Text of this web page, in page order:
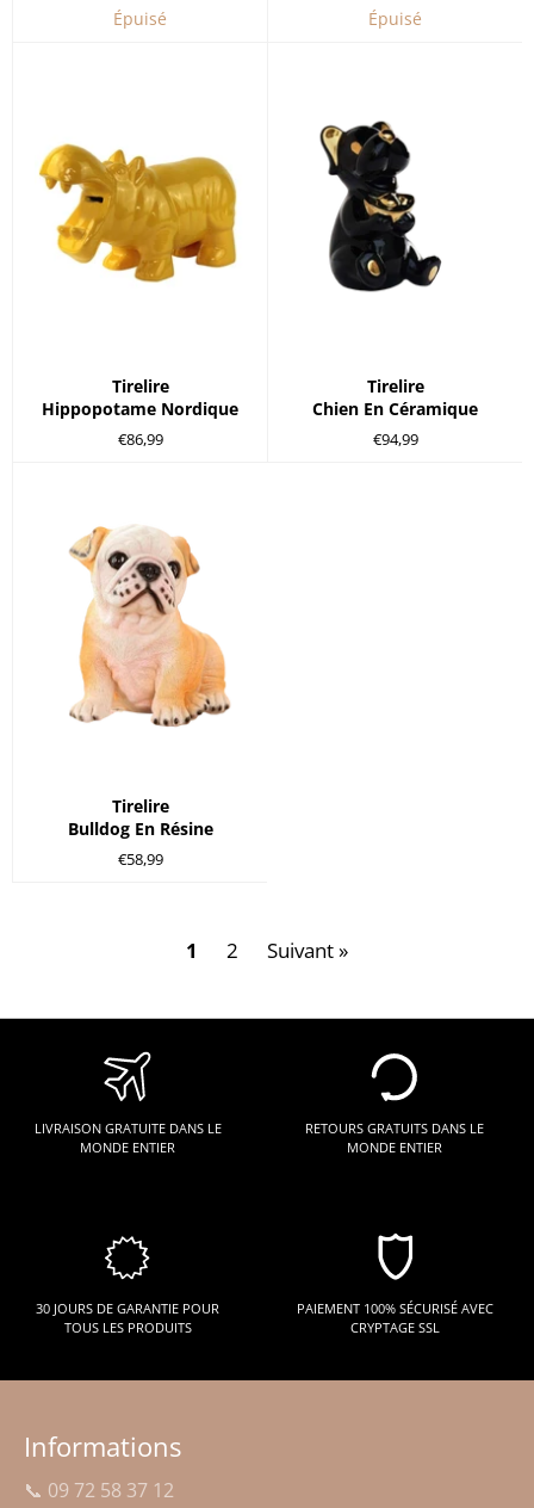
Épuisé
Épuisé
Tirelire
Hippopotame Nordique
Prix
€86,99
Tirelire
Chien En Céramique
Prix
€94,99
Tirelire
Bulldog En Résine
Prix
€58,99
1 2 Suivant »
LIVRAISON GRATUITE DANS LE
MONDE ENTIER
RETOURS GRATUITS DANS LE
MONDE ENTIER
30 JOURS DE GARANTIE POUR
TOUS LES PRODUITS
PAIEMENT 100% SÉCURISÉ AVEC
CRYPTAGE SSL
Informations
📞 09 72 58 37 12